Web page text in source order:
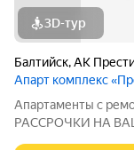
3D-тур
Балтийск,АК
Апарт комплекс
Апартаменты с
РАССРОЧКИ НА